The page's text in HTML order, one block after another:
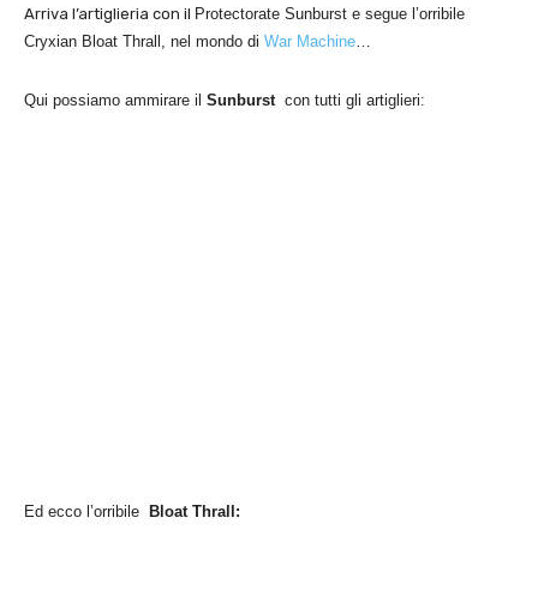
Arriva l’artiglieria con il Protectorate Sunburst e segue l’orribile
Cryxian Bloat Thrall, nel mondo di War Machine…
Qui possiamo ammirare il Sunburstcon tutti gli artiglieri:
Ed ecco l’orribile Bloat Thrall: